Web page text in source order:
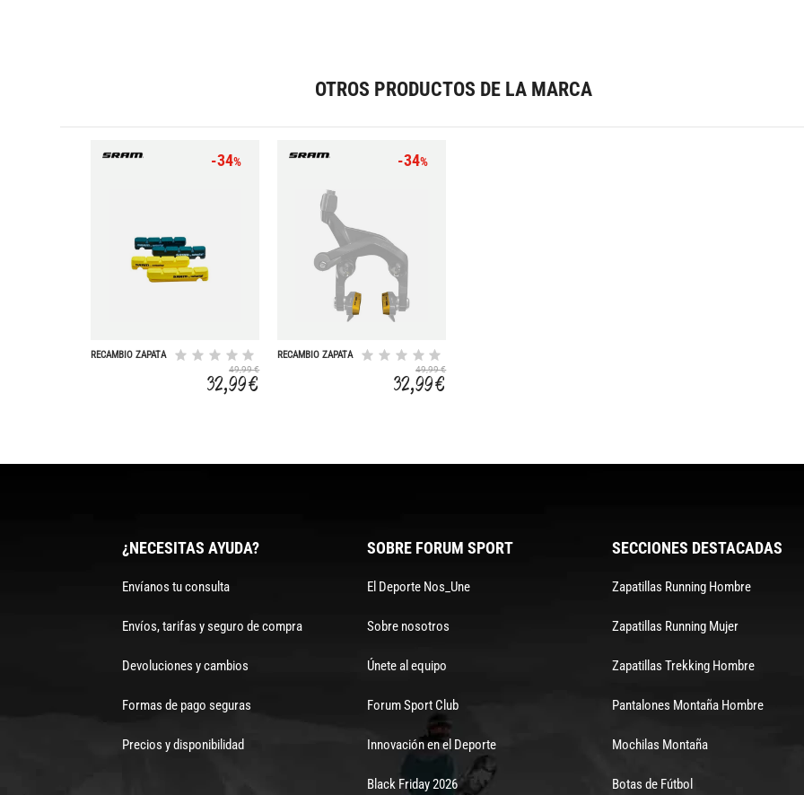
OTROS PRODUCTOS DE LA MARCA
-34%
RECAMBIO ZAPATA
49,99 €
32,99 €
-34%
RECAMBIO ZAPATA
49,99 €
32,99 €
¿NECESITAS AYUDA?
Envíanos tu consulta
Envíos, tarifas y seguro de compra
Devoluciones y cambios
Formas de pago seguras
Precios y disponibilidad
SOBRE FORUM SPORT
El Deporte Nos_Une
Sobre nosotros
Únete al equipo
Forum Sport Club
Innovación en el Deporte
Black Friday 2026
SECCIONES DESTACADAS
Zapatillas Running Hombre
Zapatillas Running Mujer
Zapatillas Trekking Hombre
Pantalones Montaña Hombre
Mochilas Montaña
Botas de Fútbol